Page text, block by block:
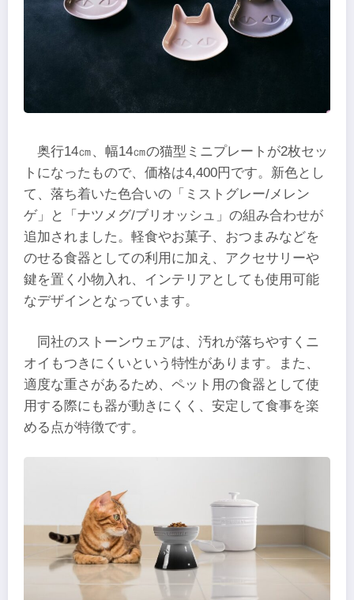
奥行14㎝、幅14㎝の猫型ミニプレートが2枚セッ
トになったもので、価格は4,400円です。新色とし
て、落ち着いた色合いの「ミストグレー/メレン
ゲ」と「ナツメグ/ブリオッシュ」の組み合わせが
追加されました。軽食やお菓子、おつまみなどを
のせる食器としての利用に加え、アクセサリーや
鍵を置く小物入れ、インテリアとしても使用可能
なデザインとなっています。
同社のストーンウェアは、汚れが落ちやすくニ
オイもつきにくいという特性があります。また、
適度な重さがあるため、ペット用の食器として使
用する際にも器が動きにくく、安定して食事を楽
める点が特徴です。